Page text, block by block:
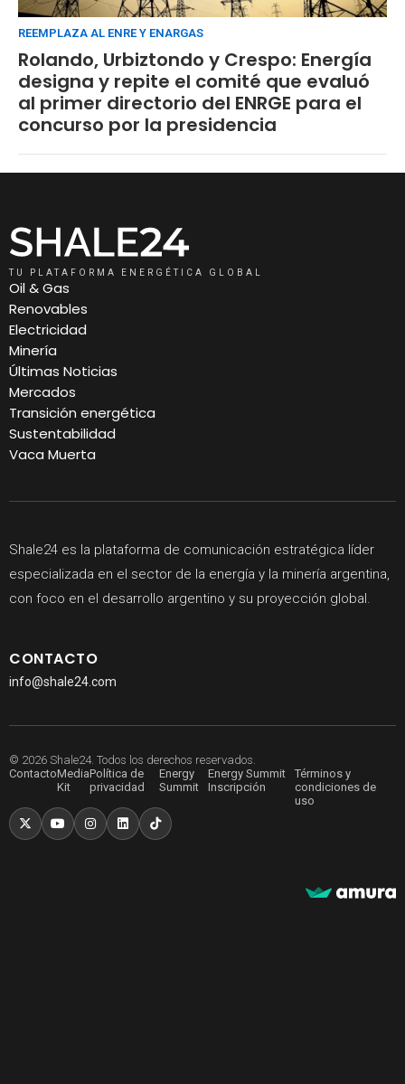
REEMPLAZA AL ENRE Y ENARGAS
Rolando, Urbiztondo y Crespo: Energía
designa y repite el comité que evaluó
al primer directorio del ENRGE para el
concurso por la presidencia
TU PLATAFORMA ENERGÉTICA GLOBAL
Oil & Gas
Renovables
Electricidad
Minería
Últimas Noticias
Mercados
Transición energética
Sustentabilidad
Vaca Muerta
Shale24 es la plataforma de comunicación estratégica líder
especializada en el sector de la energía y la minería argentina,
con foco en el desarrollo argentino y su proyección global.
CONTACTO
info@shale24.com
© 2026 Shale24. Todos los derechos reservados.
ContactoMedia
Kit
Política de
privacidad
Energy
Summit
Energy Summit
Inscripción
Términos y
condiciones de
uso